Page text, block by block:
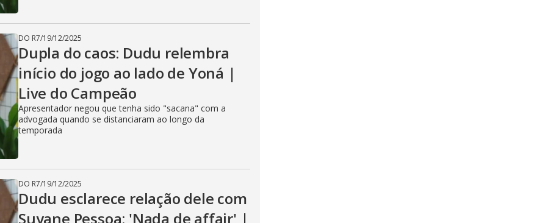
DO R7/19/12/2025
Dupla do caos: Dudu relembra
início do jogo ao lado de Yoná |
Live do Campeão
Apresentador negou que tenha sido "sacana" com a
advogada quando se distanciaram ao longo da
temporada
DO R7/19/12/2025
Dudu esclarece relação dele com
Suyane Pessoa: 'Nada de affair' |